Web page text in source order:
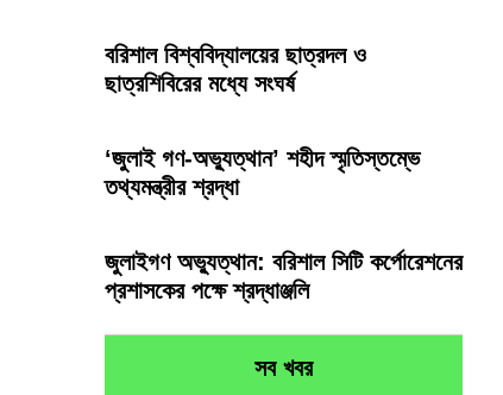
বরিশাল বিশ্ববিদ্যালয়ের ছাত্রদল ও
ছাত্রশিবিরের মধ্যে সংঘর্ষ
‘জুলাই গণ-অভ্যুত্থান’ শহীদ স্মৃতিস্তম্ভে
তথ্যমন্ত্রীর শ্রদ্ধা
জুলাইগণ অভ্যুত্থান: বরিশাল সিটি কর্পোরেশনের
প্রশাসকের পক্ষে শ্রদ্ধাঞ্জলি
সব খবর